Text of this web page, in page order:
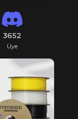
3652
Üye